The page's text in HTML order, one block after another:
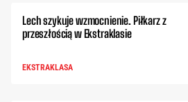
Lech szykuje wzmocnienie. Piłkarz z
przeszłością w Ekstraklasie
EKSTRAKLASA